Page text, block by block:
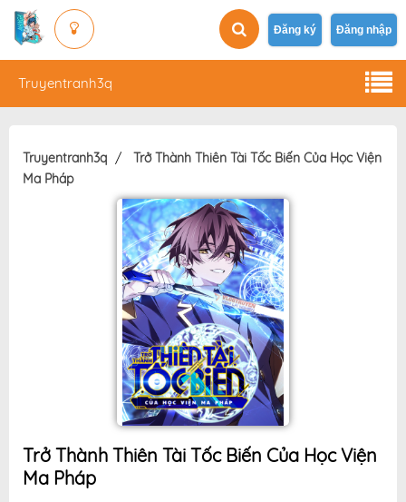
Đăng ký Đăng nhập
Truyentranh3q
Truyentranh3q
Trở Thành Thiên Tài Tốc Biến Của Học Viện
Ma Pháp
Trở Thành Thiên Tài Tốc Biến Của Học Viện
Ma Pháp